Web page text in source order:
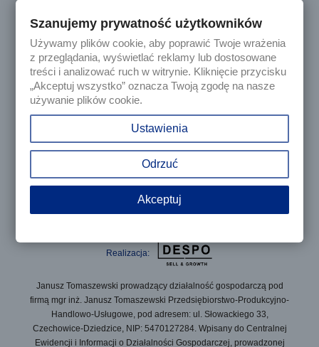
Produkty 
Nasza firma 
© 2025 - Sklep internetowy Tomczesci.pl. Wszelkie prawa
Realizacja:
Janusz Tomaszewski prowadzący działalność gospodarczą pod
firmą mgr inż. Janusz Tomaszewski Przedsiębiorstwo-Produkcyjno-
Handlowo-Usługowe, pod adresem: ul. Słowackiego 33,
Czechowice-Dziedzice, NIP: 5470127284. Wpisany do Centralnej
Ewidencji i Informacji o Działalności Gospodarczej, prowadzonej
Szanujemy prywatność użytkowników
Używamy plików cookie, aby poprawić Twoje wrażenia
z przeglądania, wyświetlać reklamy lub dostosowane
treści i analizować ruch w witrynie. Kliknięcie przycisku
„Akceptuj wszystko” oznacza Twoją zgodę na nasze
używanie plików cookie.
Ustawienia
Odrzuć
Akceptuj